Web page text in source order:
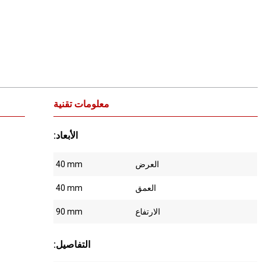
معلومات تقنية
:الأبعاد
40 mm العرض
40 mm العمق
90 mm الارتفاع
:التفاصيل